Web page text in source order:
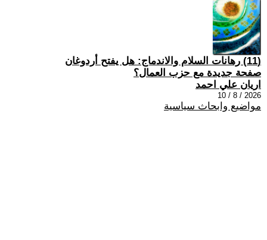
(11) رهانات السلام والاندماج: هل يفتح أردوغان
صفحة جديدة مع حزب العمال؟
اريان علي احمد
2026 / 8 / 10
مواضيع وابحاث سياسية